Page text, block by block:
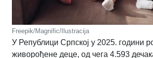
Freepik/Magnific/Ilustracija
У Републици Српској у 2025. години
живорођене деце, од чега 4.593